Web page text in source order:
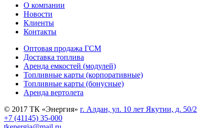
О компании
Новости
Клиенты
Контакты
Оптовая продажа ГСМ
Доставка топлива
Аренда емкостей (модулей)
Топливные карты (корпоративные)
Топливные карты (бонусные)
Аренда вертолета
© 2017 ТК «Энергия» г. Алдан, ул. 10 лет Якутии, д. 50/2
+7 (41145) 35-000